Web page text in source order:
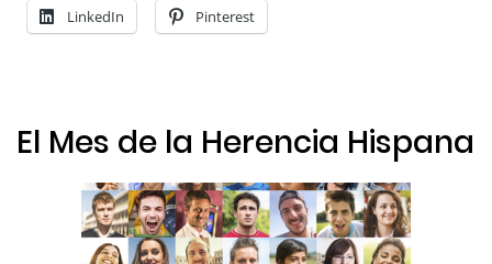
LinkedIn Pinterest
El Mes de la Herencia Hispana